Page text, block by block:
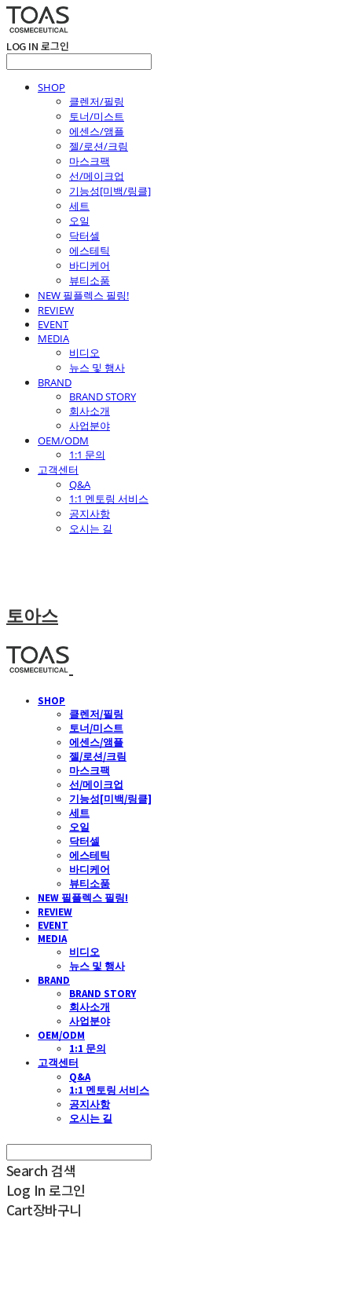
LOG IN 로그인
SHOP
클렌저/필링
토너/미스트
에센스/앰플
젤/로션/크림
마스크팩
선/메이크업
기능성[미백/링클]
세트
오일
닥터셀
에스테틱
바디케어
뷰티소품
NEW 필플렉스 필링!
REVIEW
EVENT
MEDIA
비디오
뉴스 및 행사
BRAND
BRAND STORY
회사소개
사업분야
OEM/ODM
1:1 문의
고객센터
Q&A
1:1 멘토링 서비스
공지사항
오시는 길
토아스
SHOP
클렌저/필링
토너/미스트
에센스/앰플
젤/로션/크림
마스크팩
선/메이크업
기능성[미백/링클]
세트
오일
닥터셀
에스테틱
바디케어
뷰티소품
NEW 필플렉스 필링!
REVIEW
EVENT
MEDIA
비디오
뉴스 및 행사
BRAND
BRAND STORY
회사소개
사업분야
OEM/ODM
1:1 문의
고객센터
Q&A
1:1 멘토링 서비스
공지사항
오시는 길
Search 검색
Log In 로그인
Cart장바구니